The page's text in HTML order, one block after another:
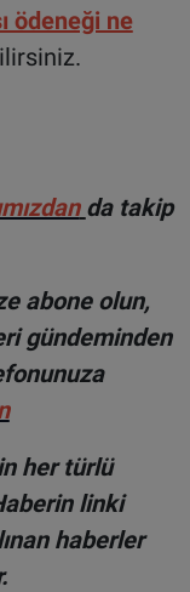
ödeneği ne
da takip
abone olun,
gündeminden
her türlü
linki
haberler